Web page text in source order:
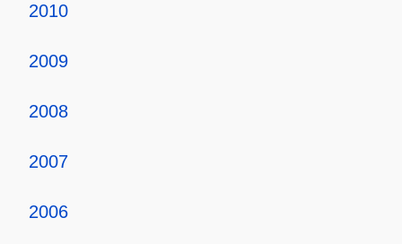
2010
2009
2008
2007
2006